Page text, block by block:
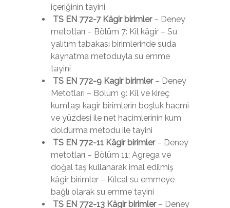
içeriğinin tayini
TS EN 772-7 Kâgir birimler – Deney
metotları – Bölüm 7: Kil kâgir – Su
yalıtım tabakası birimlerinde suda
kaynatma metoduyla su emme
tayini
TS EN 772-9 Kagir birimler – Deney
Metotları – Bölüm 9: Kil ve kireç
kumtaşı kagir birimlerin boşluk hacmi
ve yüzdesi ile net hacimlerinin kum
doldurma metodu ile tayini
TS EN 772-11 Kâgir birimler – Deney
metotları – Bölüm 11: Agrega ve
doğal taş kullanarak imal edilmiş
kâgir birimler – Kılcal su emmeye
bağlı olarak su emme tayini
TS EN 772-13 Kâgir birimler – Deney